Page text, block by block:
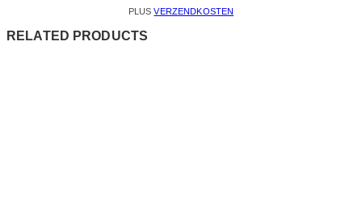
PLUSVERZENDKOSTEN
RELATED PRODUCTS